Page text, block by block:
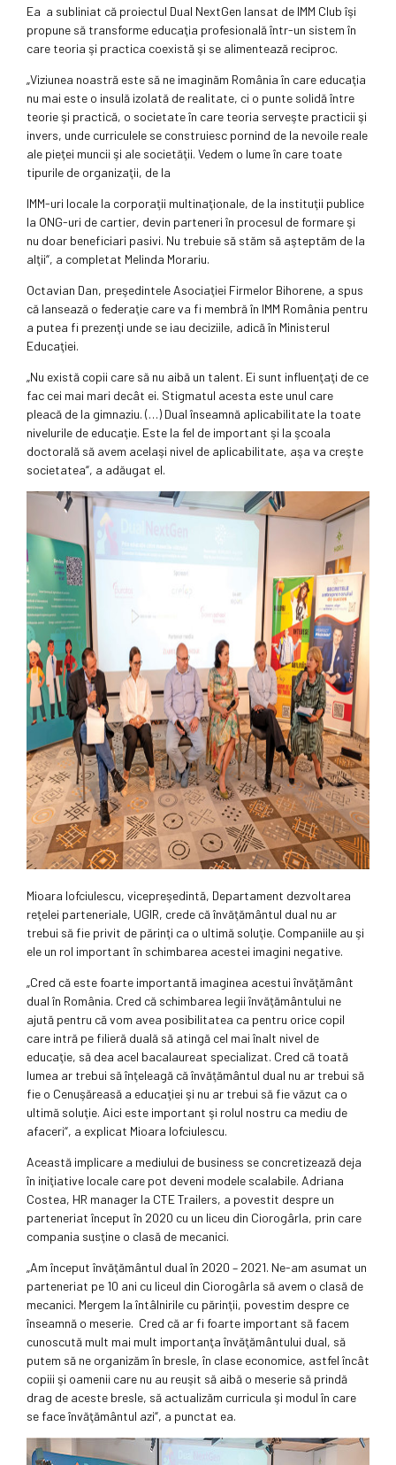
Ea a subliniat că proiectul Dual NextGen lansat de IMM Club îşi
propune să transforme educaţia profesională într-un sistem în
care teoria şi practica coexistă şi se alimentează reciproc.
„Viziunea noastră este să ne imaginăm România în care educaţia
nu mai este o insulă izolată de realitate, ci o punte solidă între
teorie şi practică, o societate în care teoria serveşte practicii şi
invers, unde curriculele se construiesc pornind de la nevoile reale
ale pieţei muncii şi ale societăţii. Vedem o lume în care toate
tipurile de organizaţii, de la
IMM-uri locale la corporaţii multinaţionale, de la instituţii publice
la ONG-uri de cartier, devin parteneri în procesul de formare şi
nu doar beneficiari pasivi. Nu trebuie să stăm să aşteptăm de la
alţii“, a completat Melinda Morariu.
Octavian Dan, preşedintele Asociaţiei Firmelor Bihorene, a spus
că lansează o federaţie care va fi membră în IMM România pentru
a putea fi prezenţi unde se iau deciziile, adică în Ministerul
Educaţiei.
„Nu există copii care să nu aibă un talent. Ei sunt influenţaţi de ce
fac cei mai mari decât ei. Stigmatul acesta este unul care
pleacă de la gimnaziu. (…) Dual înseamnă aplicabilitate la toate
nivelurile de educaţie. Este la fel de important şi la şcoala
doctorală să avem acelaşi nivel de aplicabilitate, aşa va creşte
societatea“, a adăugat el.
Mioara Iofciulescu, vicepre­şedintă, Departament dezvoltarea
reţelei parteneriale, UGIR, crede că învăţământul dual nu ar
trebui să fie privit de părinţi ca o ultimă soluţie. Companiile au şi
ele un rol important în schimbarea acestei imagini negative.
„Cred că este foarte importantă imaginea acestui învăţământ
dual în România. Cred că schimbarea legii învăţământului ne
ajută pentru că vom avea posibilitatea ca pentru orice copil
care intră pe filieră duală să atingă cel mai înalt nivel de
educaţie, să dea acel bacalaureat specializat. Cred că toată
lumea ar trebui să înţeleagă că învăţământul dual nu ar trebui să
fie o Cenuşăreasă a educaţiei şi nu ar trebui să fie văzut ca o
ultimă soluţie. Aici este important şi rolul nostru ca mediu de
afaceri“, a explicat Mioara Iofciulescu.
Această implicare a mediului de business se concretizează deja
în iniţiative locale care pot deveni modele scalabile. Adriana
Costea, HR manager la CTE Trailers, a povestit despre un
parteneriat început în 2020 cu un liceu din Ciorogârla, prin care
compania susţine o clasă de mecanici.
„Am început învăţământul dual în 2020 – 2021. Ne-am asumat un
parteneriat pe 10 ani cu liceul din Ciorogârla să avem o clasă de
mecanici. Mergem la întâlnirile cu părinţii, povestim despre ce
înseamnă o meserie. Cred că ar fi foarte important să facem
cunoscută mult mai mult importanţa învăţământului dual, să
putem să ne organizăm în bresle, în clase economice, astfel încât
copiii şi oamenii care nu au reuşit să aibă o meserie să prindă
drag de aceste bresle, să actualizăm curricula şi modul în care
se face învăţământul azi“, a punctat ea.